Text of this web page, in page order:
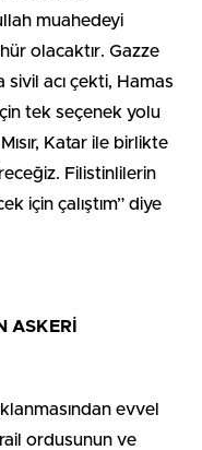
muahedeyi
olacaktır. Gazze
sivil acı çekti, Hamas
tek seçenek yolu
Katar ile birlikte
Filistinlilerin
için çalıştım” diye
ASKERİ
evvel
ordusunun ve